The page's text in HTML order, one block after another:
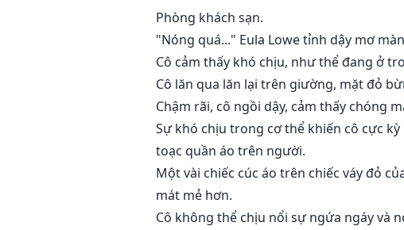
Phòng khách sạn.
"Nóng quá..." Eula Lowe tỉnh dậy mơ
Cô cảm thấy khó chịu, như thể đang ở
Cô lăn qua lăn lại trên giường, mặt đỏ
Chậm rãi, cô ngồi dậy, cảm thấy chóng
Sự khó chịu trong cơ thể khiến cô cực
toạc quần áo trên người.
Một vài chiếc cúc áo trên chiếc váy đỏ
mát mẻ hơn.
Cô không thể chịu nổi sự ngứa ngáy và